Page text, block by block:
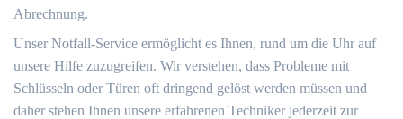
Abrechnung.
Unser Notfall-Service ermöglicht es Ihnen, rund um die Uhr auf
unsere Hilfe zuzugreifen.​ Wir verstehen, dass Probleme mit
Schlüsseln oder Türen oft dringend gelöst werden müssen und
daher stehen Ihnen unsere erfahrenen Techniker jederzeit zur